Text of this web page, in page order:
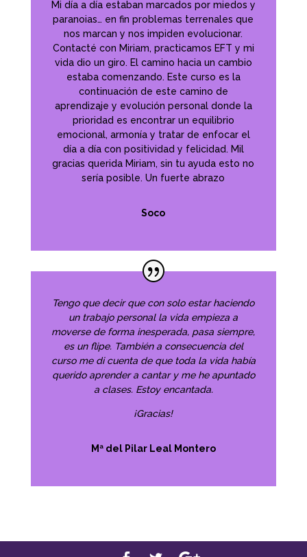
Mi día a día estaban marcados por miedos y
paranoias… en fin problemas terrenales que
nos marcan y nos impiden evolucionar.
Contacté con Miriam, practicamos EFT y mi
vida dio un giro. El camino hacia un cambio
estaba comenzando. Este curso es la
continuación de este camino de
aprendizaje y evolución personal donde la
prioridad es encontrar un equilibrio
emocional, armonía y tratar de enfocar el
día a día con positividad y felicidad. Mil
gracias querida Miriam, sin tu ayuda esto no
sería posible. Un fuerte abrazo
Soco
Tengo que decir que con solo estar haciendo
un trabajo personal la vida empieza a
moverse de forma inesperada, pasa siempre,
es un flipe. También a consecuencia del
curso me di cuenta de que toda la vida había
querido aprender a cantar y me he apuntado
a clases. Estoy encantada.
¡Gracias!
Mª del Pilar Leal Montero